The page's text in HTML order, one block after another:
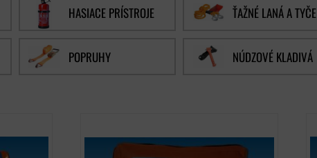
HASIACE PRÍSTROJE ŤAŽNÉ LANÁ A TYČE
POPRUHY NÚDZOVÉ KLADIVÁ